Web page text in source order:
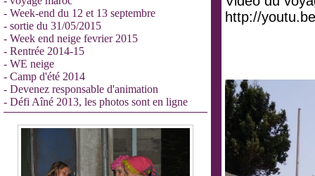
- Week-end du 12 et 13 septembre
- sortie du 31/05/2015
- Week end neige fevrier 2015
- Rentrée 2014-15
- WE neige
- Camp d'été 2014
- Devenez responsable d'animation
- Défi Aîné 2013, les photos sont en ligne
http://